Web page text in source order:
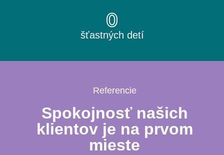
šťastných detí
0
Referencie
Spokojnosť našich
klientov je na prvom
mieste